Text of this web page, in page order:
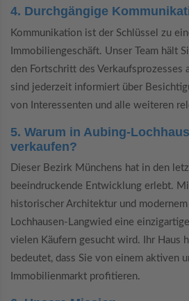
4. Durchgängige
Kommunikation ist der Schlüssel zu
Immobiliengeschäft. Unser Team hält
den Fortschritt des Verkaufsprozesses
sind jederzeit informiert über
von Interessenten und alle weiteren
5. Warum in Aubing-
verkaufen?
Dieser Bezirk Münchens hat in den
beeindruckende Entwicklung erlebt.
historischer Architektur und
Lochhausen-Langwied eine
vielen Käufern gesucht wird. Ihr Haus
bedeutet, dass Sie von einem aktiven
Immobilienmarkt profitieren.